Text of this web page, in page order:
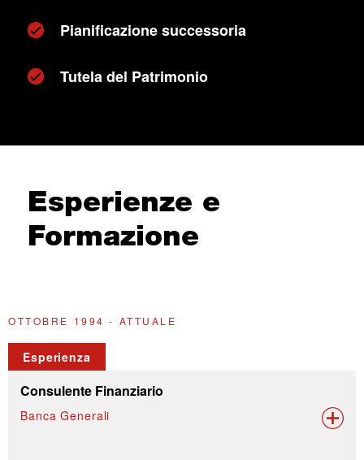
Pianificazione successoria
Tutela del Patrimonio
Esperienze e
Formazione
OTTOBRE 1994 - ATTUALE
Esperienza
Consulente Finanziario
Banca Generali